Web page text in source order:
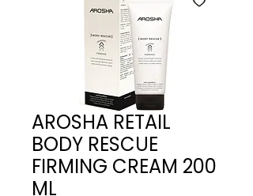
AROSHA RETAIL
BODY RESCUE
FIRMING CREAM 200
ML